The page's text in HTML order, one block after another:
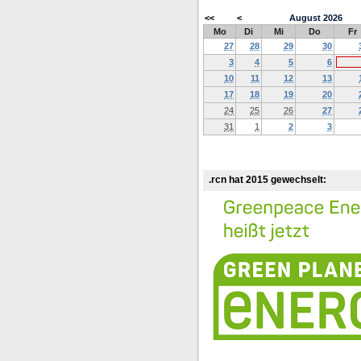
<< < August 2026
Mo
Di Mi Do
Fr
27
28 29 30
3
4 5
6
10
11 12 13
17
18 19 20
24
25 26 27
31
1 2 3
.rcn hat 2015 gewechselt: